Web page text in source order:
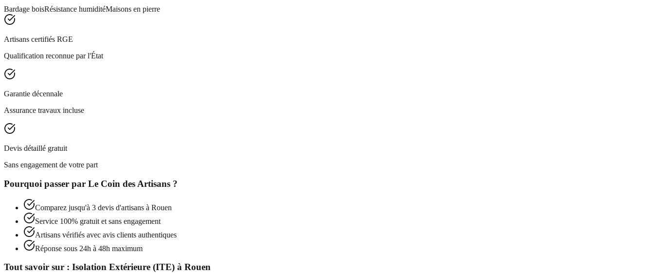
Bardage boisRésistance humiditéMaisons en pierre
Artisans certifiés RGE
Qualification reconnue par l'État
Garantie décennale
Assurance travaux incluse
Devis détaillé gratuit
Sans engagement de votre part
Pourquoi passer par Le Coin des Artisans ?
Comparez jusqu'à 3 devis d'artisans à Rouen
Service 100% gratuit et sans engagement
Artisans vérifiés avec avis clients authentiques
Réponse sous 24h à 48h maximum
Tout savoir sur : Isolation Extérieure (ITE) à Rouen